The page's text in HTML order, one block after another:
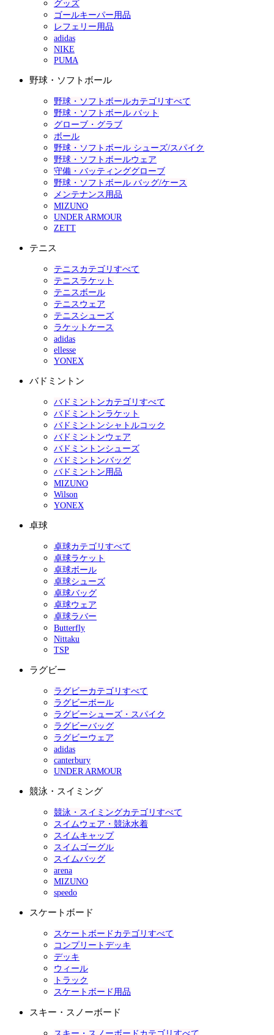
グッズ
ゴールキーパー用品
レフェリー用品
adidas
NIKE
PUMA
野球・ソフトボール
野球・ソフトボールカテゴリすべて
野球・ソフトボール バット
グローブ・グラブ
ボール
野球・ソフトボール シューズ/スパイク
野球・ソフトボールウェア
守備・バッティンググローブ
野球・ソフトボール バッグ/ケース
メンテナンス用品
MIZUNO
UNDER ARMOUR
ZETT
テニス
テニスカテゴリすべて
テニスラケット
テニスボール
テニスウェア
テニスシューズ
ラケットケース
adidas
ellesse
YONEX
バドミントン
バドミントンカテゴリすべて
バドミントンラケット
バドミントンシャトルコック
バドミントンウェア
バドミントンシューズ
バドミントンバッグ
バドミントン用品
MIZUNO
Wilson
YONEX
卓球
卓球カテゴリすべて
卓球ラケット
卓球ボール
卓球シューズ
卓球バッグ
卓球ウェア
卓球ラバー
Butterfly
Nittaku
TSP
ラグビー
ラグビーカテゴリすべて
ラグビーボール
ラグビーシューズ・スパイク
ラグビーバッグ
ラグビーウェア
adidas
canterbury
UNDER ARMOUR
競泳・スイミング
競泳・スイミングカテゴリすべて
スイムウェア・競泳水着
スイムキャップ
スイムゴーグル
スイムバッグ
arena
MIZUNO
speedo
スケートボード
スケートボードカテゴリすべて
コンプリートデッキ
デッキ
ウィール
トラック
スケートボード用品
スキー・スノーボード